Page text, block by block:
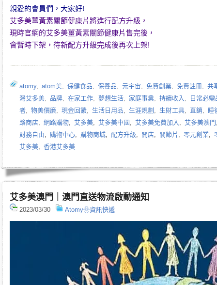
親愛的會員們，大家好!
艾多美薑黃素關節健康片將進行配方升級，
現時官網的艾多美薑黃素關節健康片售完後，
會暫時下架，待新配方升級完成後再次上架!
atomy, atom美, 保健食品, 保養品, 元宇宙, 免費創業, 免費註冊, 共
灣艾多美, 品牌, 在家工作, 夢想生活, 家庭事業, 持續收入 ,
日常必需
者, 物美價廉, 現金回饋, 生活日用品, 生涯規劃 , 生財工具, 直銷, 睡
路商店, 網路購物, 艾多美, 艾多美中國 , 艾多美免費加入 , 艾多美澳門
財務自由, 購物中心, 購物商城, 配方升級, 開店, 關節片 , 零元創業,
艾多美, 香港艾多美
艾多美澳門｜澳門直送物流啟動通知
2023/03/30 Atomy❀資訊快遞